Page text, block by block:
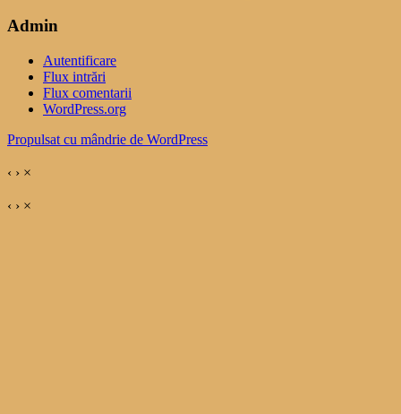
Admin
Autentificare
Flux intrări
Flux comentarii
WordPress.org
Propulsat cu mândrie de WordPress
‹ › ×
‹ › ×